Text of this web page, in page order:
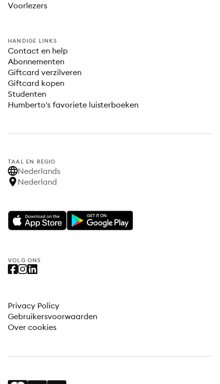
Voorlezers
HANDIGE LINKS
Contact en help
Abonnementen
Giftcard verzilveren
Giftcard kopen
Studenten
Humberto's favoriete luisterboeken
TAAL EN REGIO
Nederlands
Nederland
VOLG ONS
Privacy Policy
Gebruikersvoorwaarden
Over cookies